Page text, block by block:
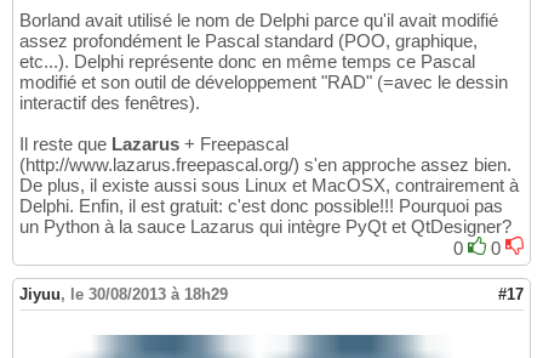
Borland avait utilisé le nom de Delphi parce qu'il avait modifié
assez profondément le Pascal standard (POO, graphique,
etc...). Delphi représente donc en même temps ce Pascal
modifié et son outil de développement "RAD" (=avec le dessin
interactif des fenêtres).
Il reste que Lazarus + Freepascal
(http://www.lazarus.freepascal.org/) s'en approche assez bien.
De plus, il existe aussi sous Linux et MacOSX, contrairement à
Delphi. Enfin, il est gratuit: c'est donc possible!!! Pourquoi pas
un Python à la sauce Lazarus qui intègre PyQt et QtDesigner?
0
0
Jiyuu, le 30/08/2013 à 18h29 #17